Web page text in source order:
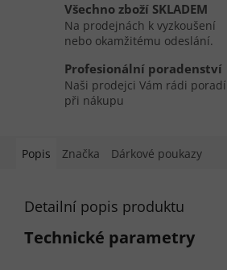
Všechno zboží SKLADEM
Na prodejnách k vyzkoušení
nebo okamžitému odeslání.
Profesionální poradenství
Naši prodejci Vám rádi poradí
při nákupu
Popis Značka Dárkové poukazy
Detailní popis produktu
Technické parametry